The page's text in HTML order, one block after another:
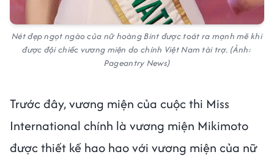
Nét đẹp ngọt ngào của nữ hoàng Bint được toát ra mạnh mẽ khi
được đội chiếc vương miện do chính Việt Nam tài trợ. (Ảnh:
Pageantry News)
Trước đây, vương miện của cuộc thi Miss
International chính là vương miện Mikimoto
được thiết kế hao hao với vương miện của nữ